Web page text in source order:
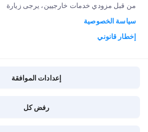
مواقع مكاتبنا
طلب عرض اسعار
الشركات الكبرى
عنا
خدماتنا
إعدادات الموافقة
من قبل مزودي خدمات خارجيين، يرجى زيارة
سياسة الخصوصية
إخطار قانوني
إعدادات الموافقة
رفض كل